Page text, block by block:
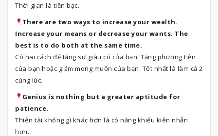
Thời gian là tiền bạc.
There are two ways to increase your wealth.
Increase your means or decrease your wants. The
best is to do both at the same time.
Có hai cách để tăng sự giàu có của bạn. Tăng phương tiện
của bạn hoặc giảm mong muốn của bạn. Tốt nhất là làm cả 2
cùng lúc.
Genius is nothing but a greater aptitude for
patience.
Thiên tài không gì khác hơn là có năng khiếu kiên nhẫn
hơn.